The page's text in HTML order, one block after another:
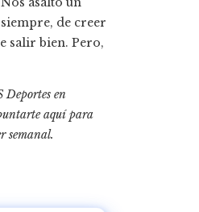
de creer
salir bien. Pero,
Deportes en
aquí para
semanal.